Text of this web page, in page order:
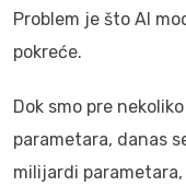
Problem je što AI
pokreće.
Dok smo pre
parametara, danas
milijardi